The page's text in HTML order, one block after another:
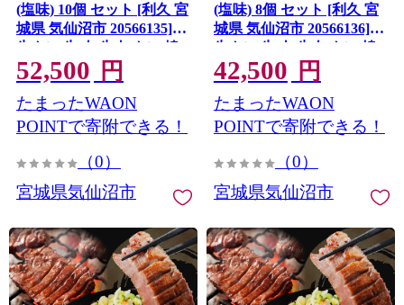
(塩味) 10個 セット [利久 宮
城県 気仙沼市 20566135]
牛タン 牛 肉 牛肉 タン 焼
肉 キャンプ アウトドア バ
ーベキュー BBQ 牛タン塩
牛たん塩 冷凍 小分け 個包
装
52,500 円
たまったWAON
POINTで寄附できる！
（0）
宮城県気仙沼市
(塩味) 8個 セット [利久 宮
城県 気仙沼市 20566136]
牛タン 牛 肉 牛肉 タン 焼
肉 キャンプ アウトドア バ
ーベキュー BBQ 牛タン塩
牛たん塩 冷凍 小分け 個包
装
42,500 円
たまったWAON
POINTで寄附できる！
（0）
宮城県気仙沼市